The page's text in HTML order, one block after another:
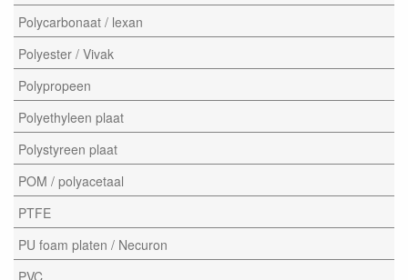
Polycarbonaat / lexan
Polyester / Vivak
Polypropeen
Polyethyleen plaat
Polystyreen plaat
POM / polyacetaal
PTFE
PU foam platen / Necuron
PVC